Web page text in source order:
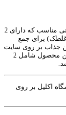
پاک کن رولی گربه ای یک پاک کن با کیفیتی بالا و قیمتی مناسب که دارای 2
برای جمع
جذاب بر روی سایت
فروشگاه اینترنتی اکلیل موجود میباشد. هر بسته از این محصول شامل 2
اکلیل بر روی